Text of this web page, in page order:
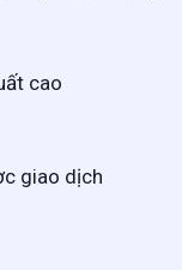
cao
giao dịch